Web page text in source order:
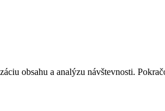
obsahu a analýzu návštevnosti.